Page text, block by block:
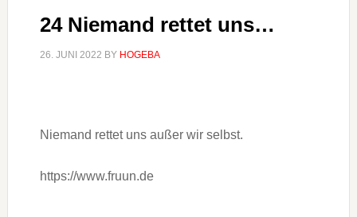
24 Niemand rettet uns…
26. JUNI 2022 BY HOGEBA
Niemand rettet uns außer wir selbst.
https://www.fruun.de